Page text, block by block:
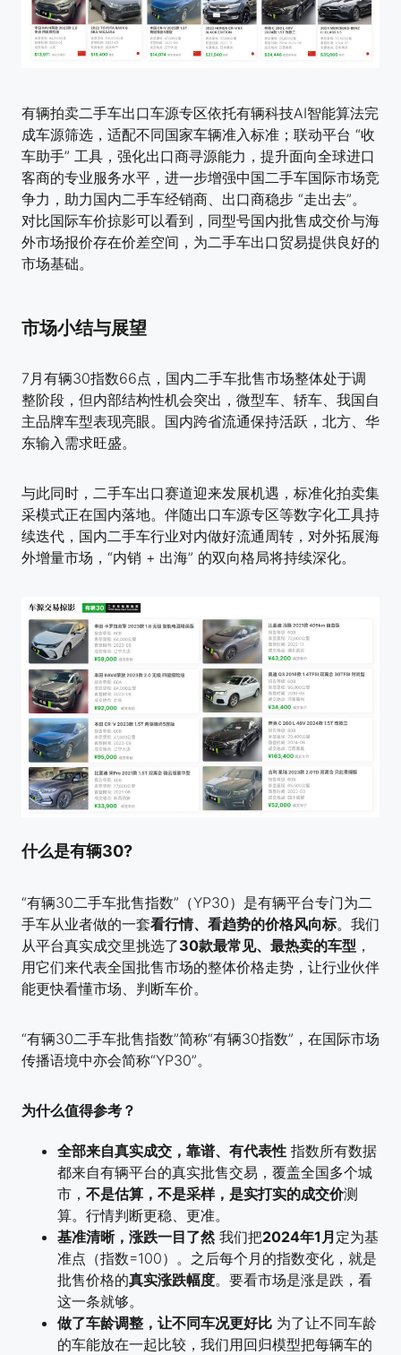
有辆拍卖二手车出口车源专区依托有辆科技AI智能算法完
成车源筛选，适配不同国家车辆准入标准；联动平台 “收
车助手” 工具，强化出口商寻源能力，提升面向全球进口
客商的专业服务水平，进一步增强中国二手车国际市场竞
争力，助力国内二手车经销商、出口商稳步 “走出去”。
对比国际车价掠影可以看到，同型号国内批售成交价与海
外市场报价存在价差空间，为二手车出口贸易提供良好的
市场基础。
市场小结与展望
7月有辆30指数66点，国内二手车批售市场整体处于调
整阶段，但内部结构性机会突出，微型车、轿车、我国自
主品牌车型表现亮眼。国内跨省流通保持活跃，北方、华
东输入需求旺盛。
与此同时，二手车出口赛道迎来发展机遇，标准化拍卖集
采模式正在国内落地。伴随出口车源专区等数字化工具持
续迭代，国内二手车行业对内做好流通周转，对外拓展海
外增量市场，“内销 + 出海” 的双向格局将持续深化。
什么是有辆30?
“有辆30二手车批售指数”（YP30）是有辆平台专门为二
手车从业者做的一套看行情、看趋势的价格风向标。我们
从平台真实成交里挑选了30款最常见、最热卖的车型 ，
用它们来代表全国批售市场的整体价格走势，让行业伙伴
能更快看懂市场、判断车价。
“有辆30二手车批售指数”简称“有辆30指数”，在国际市场
传播语境中亦会简称“YP30”。
为什么值得参考？
全部来自真实成交，靠谱、有代表性 指数所有数据
都来自有辆平台的真实批售交易，覆盖全国多个城
市， 不是估算，不是采样，是实打实的成交价测
算。行情判断更稳、更准。
基准清晰，涨跌一目了然我们把2024年1月 定为基
准点（指数=100）。之后每个月的指数变化，就是
批售价格的真实涨跌幅度。要看市场是涨是跌，看
这一条就够。
做了车龄调整，让不同车况更好比 为了让不同车龄
的车能放在一起比较，我们用回归模型把每辆车的